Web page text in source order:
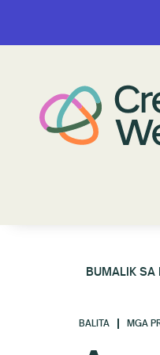
BUMALIK SA
BALITA MGA